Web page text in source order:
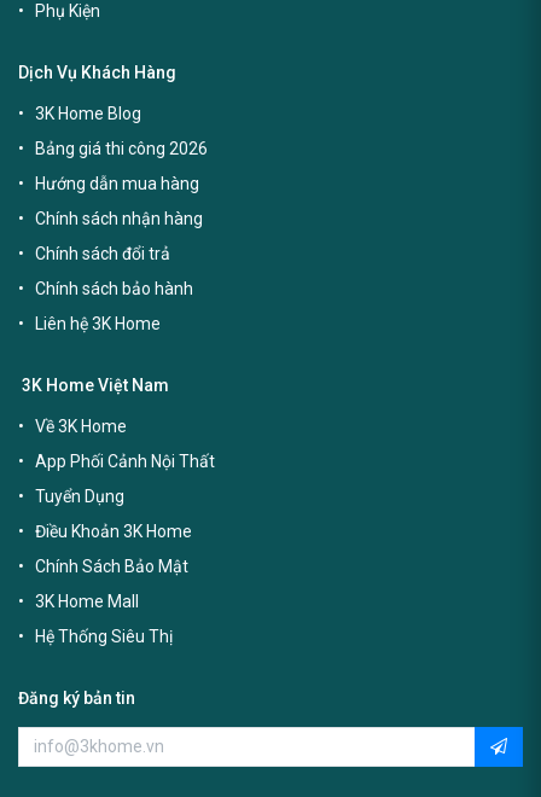
Phụ Kiện
Dịch Vụ Khách Hàng
3K Home Blog
Bảng giá thi công 2026
Hướng dẫn mua hàng
Chính sách nhận hàng
Chính sách đổi trả
Chính sách bảo hành
Liên hệ 3K Home
3K Home Việt Nam
Về 3K Home
App Phối Cảnh Nội Thất
Tuyển Dụng
Điều Khoản 3K Home
Chính Sách Bảo Mật
3K Home Mall
Hệ Thống Siêu Thị
Đăng ký bản tin